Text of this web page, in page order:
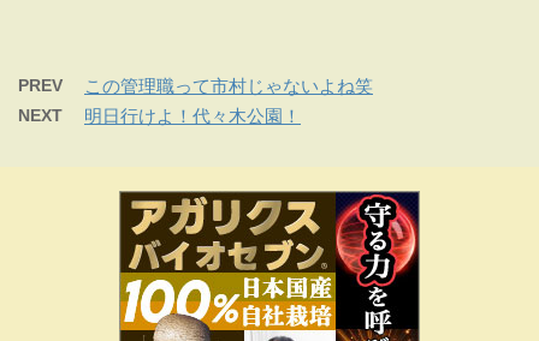
PREV この管理職って市村じゃないよね笑
NEXT 明日行けよ！代々木公園！